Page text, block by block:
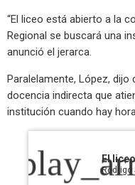
“El liceo está abierto a la
Regional se buscará una
anunció el jerarca.
Paralelamente, López,
docencia indirecta que
institución cuando hay
Rodrigo